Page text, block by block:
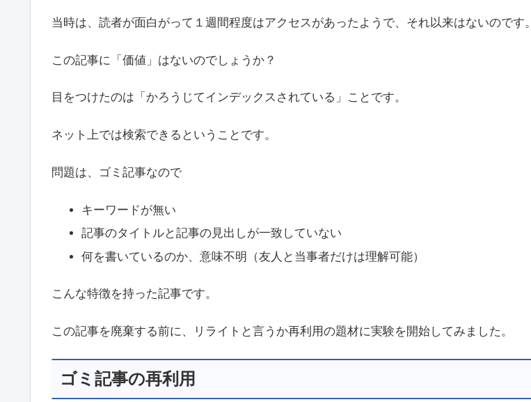
当時は、読者が面白がって１週間程度はアクセスがあったようで、それ以来はないのです。
この記事に「価値」はないのでしょうか？
目をつけたのは「かろうじてインデックスされている」ことです。
ネット上では検索できるということです。
問題は、ゴミ記事なので
キーワードが無い
記事のタイトルと記事の見出しが一致していない
何を書いているのか、意味不明（友人と当事者だけは理解可能）
こんな特徴を持った記事です。
この記事を廃棄する前に、リライトと言うか再利用の題材に実験を開始してみました。
ゴミ記事の再利用